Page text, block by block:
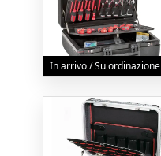
In arrivo / Su ordinazione